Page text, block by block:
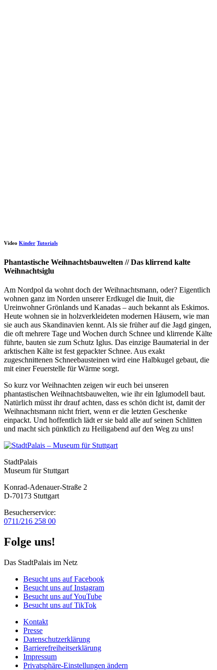
Video Kinder Tutorials
Phantastische Weihnachtsbauwelten // Das klirrend kalte
Weihnachtsiglu
Am Nordpol da wohnt doch der Weihnachtsmann, oder? Eigentlich
wohnen ganz im Norden unserer Erdkugel die Inuit, die
Ureinwohner Grönlands und Kanadas – auch bekannt als Eskimos.
Heute wohnen sie in holzverkleideten modernen Häusern, wie man
sie auch aus Skandinavien kennt. Als sie früher auf die Jagd gingen,
die oft mehrere Tage und Wochen durch Schnee und klirrende Kälte
führte, bauten sie zum Schutz Iglus. Das einzige Baumaterial in der
arktischen Kälte ist fest gepackter Schnee. Aus exakt
zugeschnittenen Schneebausteinen wird eine Halbkugel gebaut, die
mit einer Feuerstelle für Wärme sorgt.
So kurz vor Weihnachten zeigen wir euch bei unseren
phantastischen Weihnachtsbauwelten, wie ihr ein Iglumodell baut.
Natürlich müsst ihr drauf achten, dass es schön dicht ist, damit der
Weihnachtsmann nicht friert, wenn er die letzten Geschenke
einpackt. Und hoffentlich lädt er sie bald alle auf seinen Schlitten
und macht sich pünktlich zu Heiligabend auf den Weg zu uns!
StadtPalais
Museum für Stuttgart
Konrad-Adenauer-Straße 2
D-70173 Stuttgart
Besucherservice:
0711/216 258 00
Folge uns!
Das StadtPalais im Netz
Besucht uns auf Facebook
Besucht uns auf Instagram
Besucht uns auf YouTube
Besucht uns auf TikTok
Kontakt
Presse
Datenschutz­erklärung
Barrierefreiheitserklärung
Impressum
Privatsphäre-Einstellungen ändern